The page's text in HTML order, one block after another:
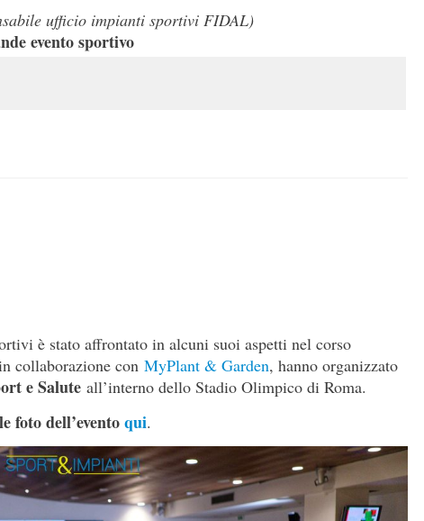
ufficio impianti sportivi FIDAL)
evento sportivo
è stato affrontato in alcuni suoi aspetti nel corso
collaborazione con MyPlant & Garden, hanno organizzato
e Salute all’interno dello Stadio Olimpico di Roma.
foto dell’eventoqui.